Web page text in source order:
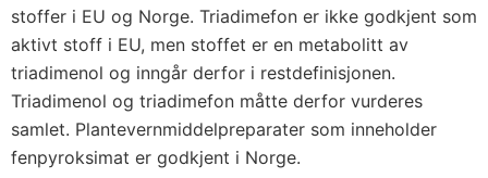
stoffer i EU og Norge. Triadimefon er ikke godkjent som
aktivt stoff i EU, men stoffet er en metabolitt av
triadimenol og inngår derfor i restdefinisjonen.
Triadimenol og triadimefon måtte derfor vurderes
samlet. Plantevernmiddelpreparater som inneholder
fenpyroksimat er godkjent i Norge.